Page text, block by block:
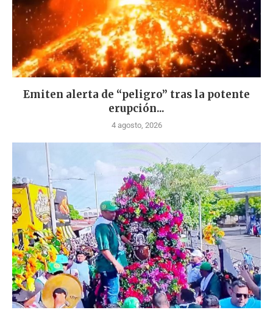
Emiten alerta de “peligro” tras la potente
erupción...
4 agosto, 2026